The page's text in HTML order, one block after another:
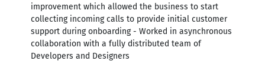
improvement which allowed the business to start
collecting incoming calls to provide initial customer
support during onboarding - Worked in asynchronous
collaboration with a fully distributed team of
Developers and Designers